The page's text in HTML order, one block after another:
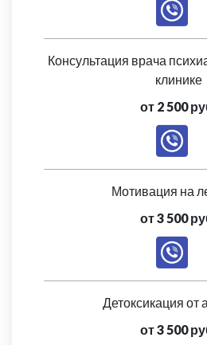
Консультация врача
клинике
от 2 500
Мотивация на
от 3 500
Детоксикация от
от 3 500